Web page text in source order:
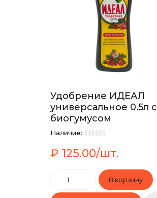
Удобрение ИДЕАЛ
универсальное 0.5л с
биогумусом
Наличие:
₽ 125.00/шт.